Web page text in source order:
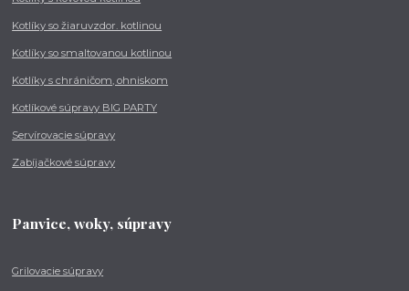
Kotlíky so žiaruvzdor. kotlinou
Kotlíky so smaltovanou kotlinou
Kotlíky s chráničom, ohniskom
Kotlíkové súpravy BIG PARTY
Servírovacie súpravy
Zabíjačkové súpravy
Panvice, woky, súpravy
Grilovacie súpravy